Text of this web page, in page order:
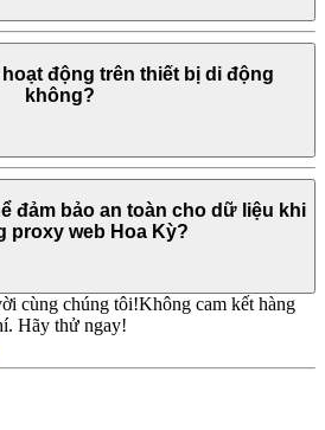
động trên thiết bị di động
không?
đảm bảo an toàn cho dữ liệu khi
proxy web Hoa Kỳ?
cùng chúng tôi!Không cam kết hàng
Hãy thử ngay!